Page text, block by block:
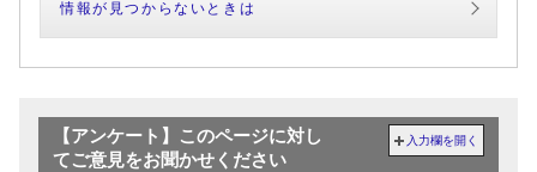
情報が見つからないときは
【アンケート】このページに対し
てご意見をお聞かせください
入力欄を開く